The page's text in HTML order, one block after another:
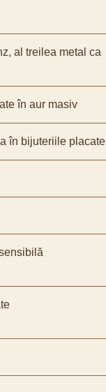
al treilea metal ca
în aur masiv
în bijuteriile placate